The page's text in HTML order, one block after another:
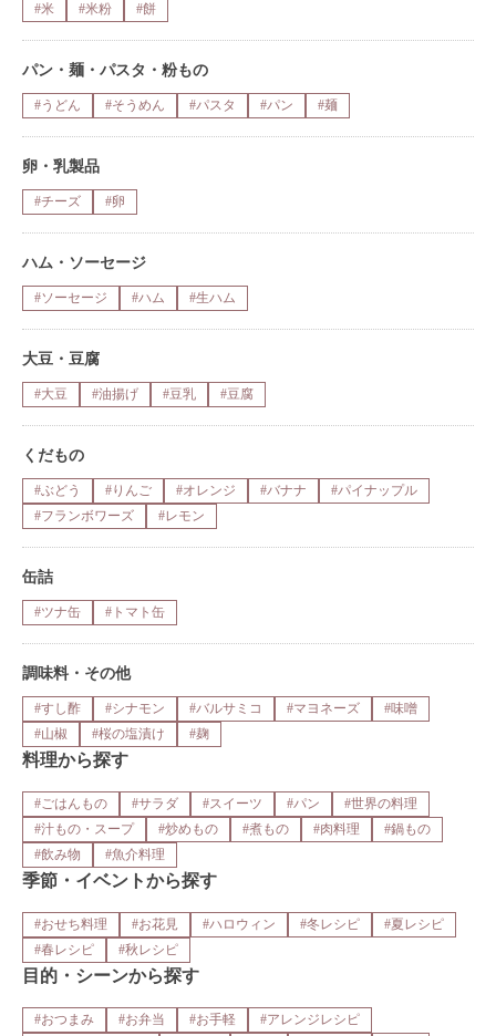
#米 #米粉 #餅
パン・麺・パスタ・粉もの
#うどん #そうめん #パスタ #パン #麺
卵・乳製品
#チーズ #卵
ハム・ソーセージ
#ソーセージ #ハム #生ハム
大豆・豆腐
#大豆 #油揚げ #豆乳 #豆腐
くだもの
#ぶどう #りんご #オレンジ #バナナ
#パイナップル
#フランボワーズ
#レモン
缶詰
#ツナ缶 #トマト缶
調味料・その他
#すし酢 #シナモン #バルサミコ #マヨネーズ
#味噌
#山椒
#桜の塩漬け #麹
料理から探す
#ごはんもの #サラダ #スイーツ #パン
#世界の料理
#汁もの・スープ
#炒めもの #煮もの #肉料理
#鍋もの
#飲み物
#魚介料理
季節・イベントから探す
#おせち料理 #お花見 #ハロウィン #冬レシピ
#夏レシピ
#春レシピ
#秋レシピ
目的・シーンから探す
#おつまみ #お弁当 #お手軽
#アレンジレシピ